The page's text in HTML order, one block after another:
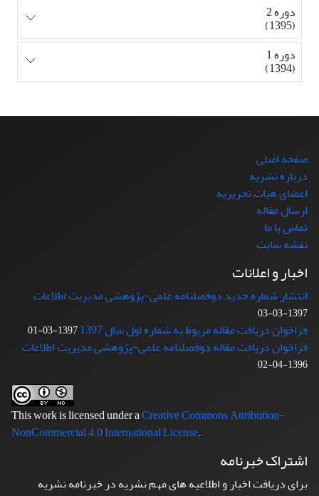
دوره 2
(1395)
دوره 1
(1394)
صفحه اصلی
درباره نشریه
اعضای هیات تحریریه
ارسال مقاله
تماس با ما
نقشه سایت
اخبار و اعلانات
انتشار شماره جدید دوفصلنامه علمی-پژوهشی مدیریت اطلاعات
1397-03-03
فراخوان دریافت مقاله مربوط به شماره اول سال 1397 1397-03-01
فراخوان دریافت مقاله دوفصلنامه علمی-پژوهشی مدیریت اطلاعات
1396-04-02
This work is licensed under aCreative Commons Attribution-
NonCommercial 4.0 International License.
اشتراک خبرنامه
برای دریافت اخبار و اطلاعیه های مهم نشریه در خبرنامه نشریه